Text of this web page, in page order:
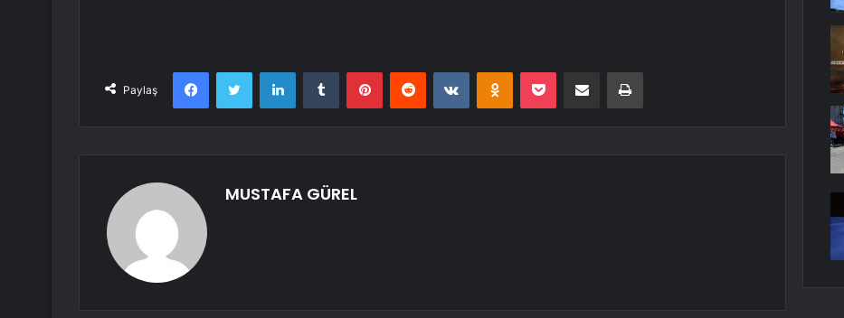
Paylaş
FacebookTwitter LinkedInTumblr PinterestReddit VKontakteOdnoklassniki
Pocket E-Posta ile paylaş Yazdır
MUSTAFA GÜREL